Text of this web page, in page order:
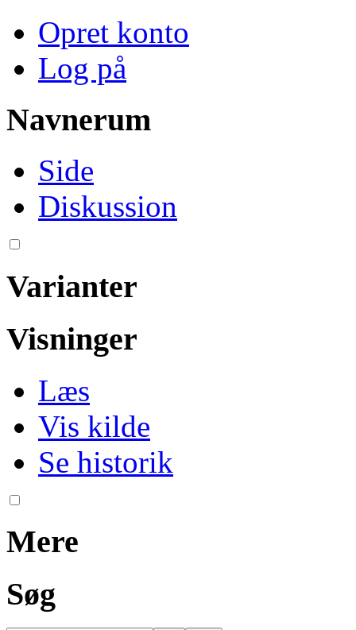
Opret konto
Log på
Navnerum
Side
Diskussion
Varianter
Visninger
Læs
Vis kilde
Se historik
Mere
Søg